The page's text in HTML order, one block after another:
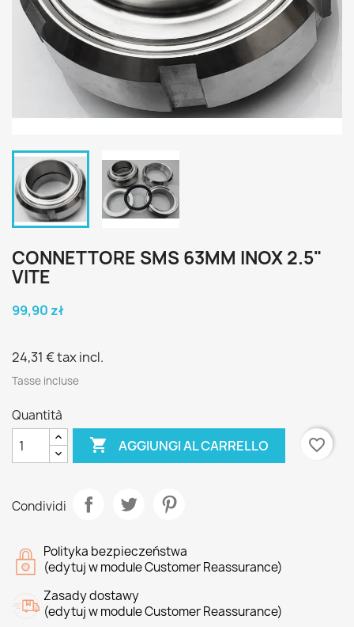
CONNETTORE SMS 63MM INOX 2.5"
VITE
99,90 zł
24,31 €tax incl.
Tasse incluse
Quantità
 AGGIUNGI AL CARRELLO favorite_border
Condividi
Polityka bezpieczeństwa
(edytuj w module Customer Reassurance)
Zasady dostawy
(edytuj w module Customer Reassurance)